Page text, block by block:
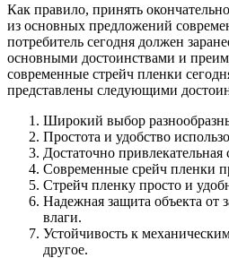
Как правило, принять
из основных предложений
потребитель сегодня должен
основными достоинствами и
современные стрейч пленки
представлены следующими
Широкий выбор
Простота и удобство
Достаточно привлекательная
Современные срейч пленки
Стрейч пленку просто и
Надежная защита объекта от
влаги.
Устойчивость к
другое.